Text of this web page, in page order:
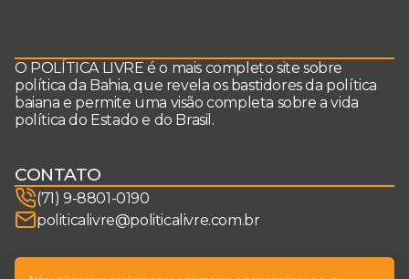
O POLÍTICA LIVRE é o mais completo site sobre
política da Bahia, que revela os bastidores da política
baiana e permite uma visão completa sobre a vida
política do Estado e do Brasil.
CONTATO
(71) 9-8801-0190
politicalivre@politicalivre.com.br